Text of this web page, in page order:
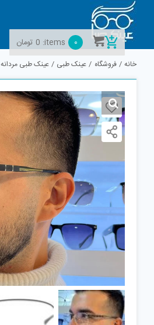
Skip
content
خانه فروشگاه عینک طبی عینک طبی مردانه
0
items:
0 تومان